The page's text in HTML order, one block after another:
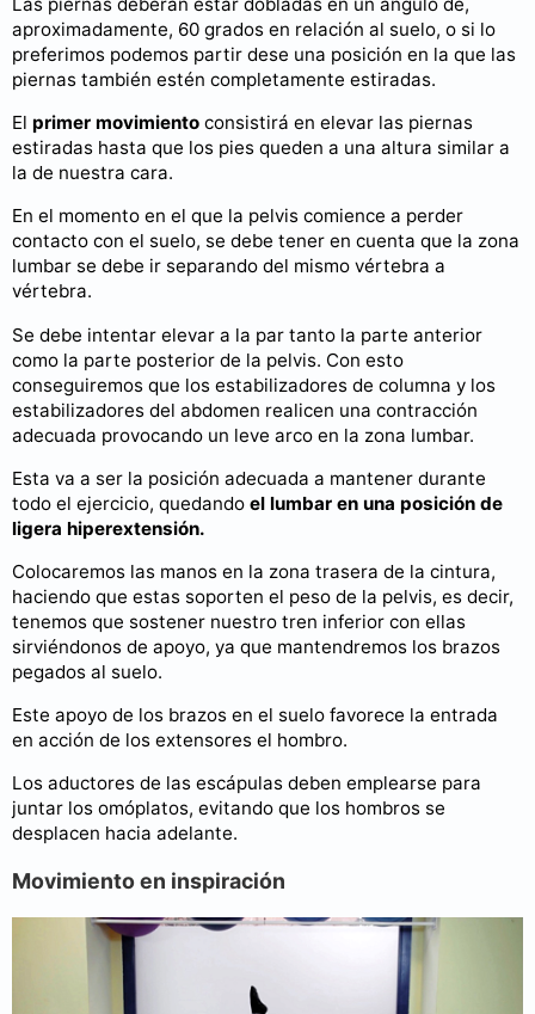
aproximadamente, 60 grados en relación al suelo, o si lo
preferimos podemos partir dese una posición en la que las
piernas también estén completamente estiradas.
El primer movimiento consistirá en elevar las piernas
estiradas hasta que los pies queden a una altura similar a
la de nuestra cara.
En el momento en el que la pelvis comience a perder
contacto con el suelo, se debe tener en cuenta que la zona
lumbar se debe ir separando del mismo vértebra a
vértebra.
Se debe intentar elevar a la par tanto la parte anterior
como la parte posterior de la pelvis. Con esto
conseguiremos que los estabilizadores de columna y los
estabilizadores del abdomen realicen una contracción
adecuada provocando un leve arco en la zona lumbar.
Esta va a ser la posición adecuada a mantener durante
todo el ejercicio, quedando el lumbar en una posición de
ligera hiperextensión.
Colocaremos las manos en la zona trasera de la cintura,
haciendo que estas soporten el peso de la pelvis, es decir,
tenemos que sostener nuestro tren inferior con ellas
sirviéndonos de apoyo, ya que mantendremos los brazos
pegados al suelo.
Este apoyo de los brazos en el suelo favorece la entrada
en acción de los extensores el hombro.
Los aductores de las escápulas deben emplearse para
juntar los omóplatos, evitando que los hombros se
desplacen hacia adelante.
Movimiento en inspiración